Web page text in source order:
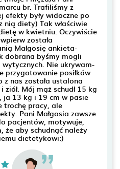
br. Trafiliśmy z
efekty były widoczne po
nią diety) Tak właściwie
w kwietniu. Oczywiście
została
Małgosię ankieta-
dobrana byśmy mogli
Nie ukrywam-
przygotowanie posiłków
nas została ustalona
Mój mąż schudł 15 kg
ja 13 kg i 19 cm w pasie
trochę pracy, ale
Pani Małgosia zawsze
pacjentów, motywuje,
że aby schudnąć należy
dietetykowi:)